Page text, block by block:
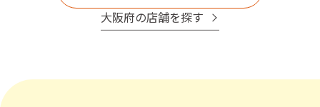
大阪府の店舗を探す